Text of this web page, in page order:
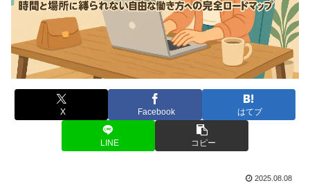
X Facebook はてブ
LINE コピー
2025.08.08